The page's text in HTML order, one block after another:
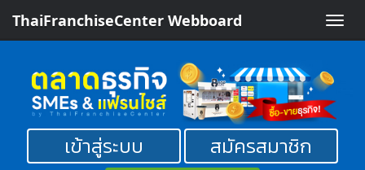
Toggle
ThaiFranchiseCenter Webboard
เข้าสู่ระบบ
สมัครสมาชิก